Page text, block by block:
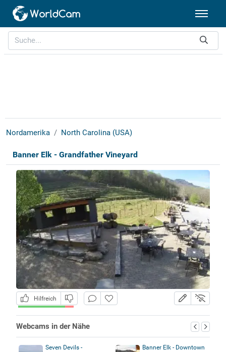
Nordamerika North Carolina (USA)
Banner Elk - Grandfather Vineyard
Hilfreich
Webcams in der Nähe
Seven Devils -
Banner Elk - Downtown